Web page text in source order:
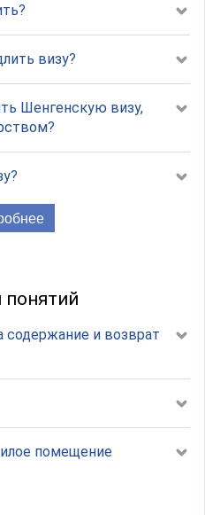
визу?
Шенгенскую визу,
понятий
и возврат
помещение